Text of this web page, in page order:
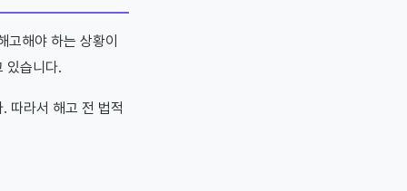
해야 하는 상황이
있습니다.
따라서 해고 전 법적